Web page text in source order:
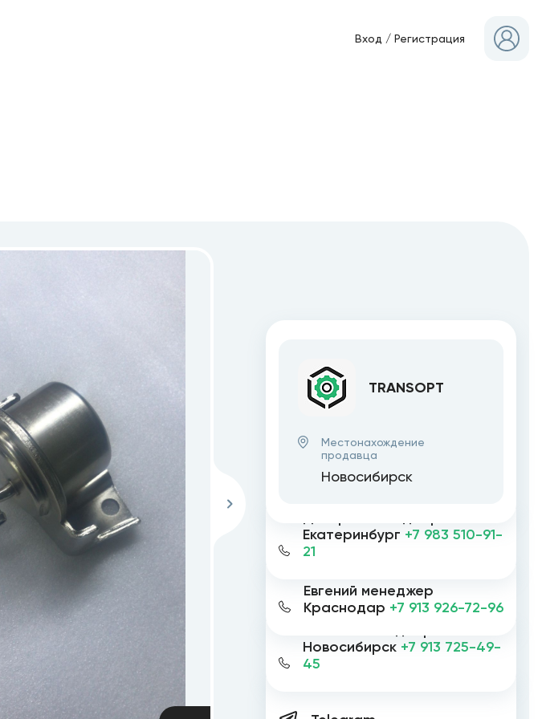
Вход /Регистрация
Новосибирск +7 913 725-49-
45
Евгений менеджер
Краснодар +7 913 926-72-96
Екатеринбург +7 983 510-91-
21
TRANSOPT
Местонахождение
продавца
Новосибирск